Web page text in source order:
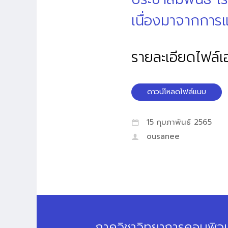
เนื่องมาจากกา
รายละเอียดไฟล์
ดาวน์โหลดไฟล์แนบ
15 กุมภาพันธ์ 2565
ousanee